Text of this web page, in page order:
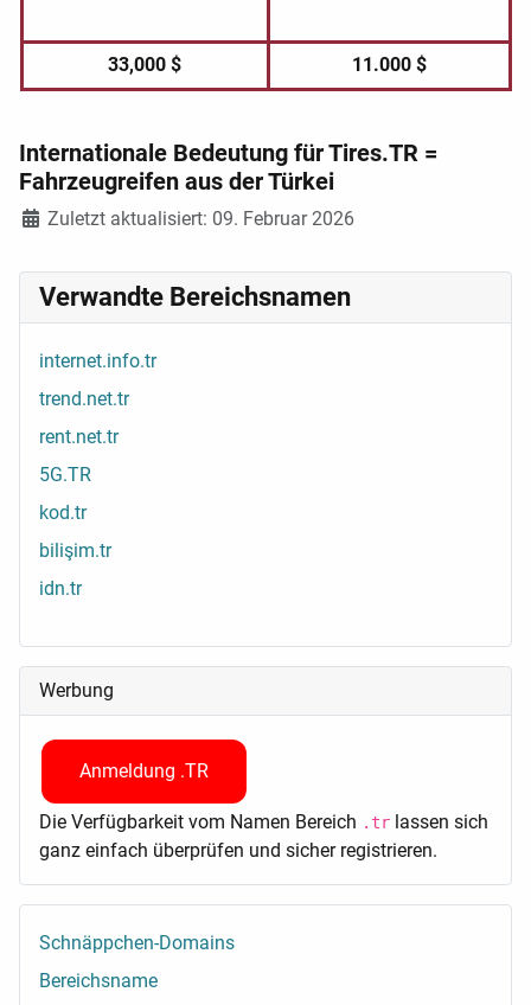
33,000 $ 11.000 $
Internationale Bedeutung für Tires.TR =
Fahrzeugreifen aus der Türkei
DetailsZuletzt aktualisiert: 09. Februar 2026
Verwandte Bereichsnamen
internet.info.tr
trend.net.tr
rent.net.tr
5G.TR
kod.tr
bilişim.tr
idn.tr
Werbung
Anmeldung .TR
Die Verfügbarkeit vom Namen Bereich .tr lassen sich
ganz einfach überprüfen und sicher registrieren.
Schnäppchen-Domains
Bereichsname